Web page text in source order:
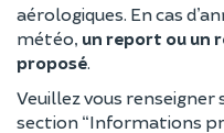
aérologiques. En cas
météo, un report ou un
proposé.
Veuillez vous renseigner
section “Informations